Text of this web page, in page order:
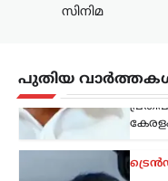
സിനിമ
പുതിയ